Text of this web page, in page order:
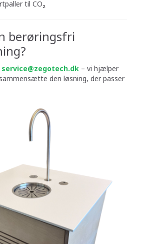
til CO₂
berøringsfri
service@zegotech.dk – vi hjælper
den løsning, der passer